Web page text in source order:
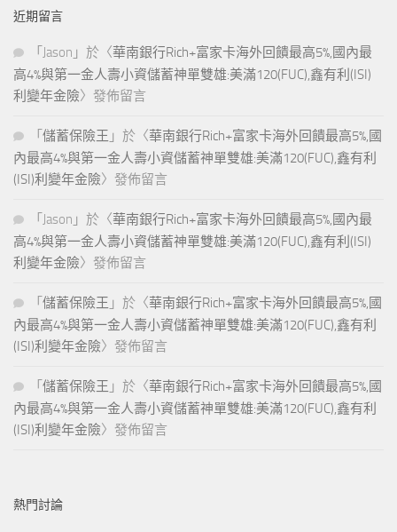
近期留言
「 Jason 」於〈華南銀行Rich+富家卡海外回饋最高5%,國內最
高4%與第一金人壽小資儲蓄神單雙雄:美滿120(FUC),鑫有利(ISI)
利變年金險〉發佈留言
「 儲蓄保險王 」於〈華南銀行Rich+富家卡海外回饋最高5%,國
內最高4%與第一金人壽小資儲蓄神單雙雄:美滿120(FUC),鑫有利
(ISI)利變年金險〉發佈留言
「 Jason 」於〈華南銀行Rich+富家卡海外回饋最高5%,國內最
高4%與第一金人壽小資儲蓄神單雙雄:美滿120(FUC),鑫有利(ISI)
利變年金險〉發佈留言
「 儲蓄保險王 」於〈華南銀行Rich+富家卡海外回饋最高5%,國
內最高4%與第一金人壽小資儲蓄神單雙雄:美滿120(FUC),鑫有利
(ISI)利變年金險〉發佈留言
「 儲蓄保險王 」於〈華南銀行Rich+富家卡海外回饋最高5%,國
內最高4%與第一金人壽小資儲蓄神單雙雄:美滿120(FUC),鑫有利
(ISI)利變年金險〉發佈留言
熱門討論